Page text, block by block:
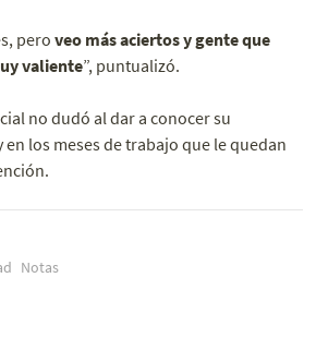
pero veo más aciertos y gente que
valiente”, puntualizó.
no dudó al dar a conocer su
los meses de trabajo que le quedan
Notas